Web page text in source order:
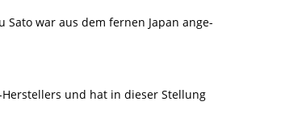
war aus dem fernen Japan ange-
und hat in dieser Stellung